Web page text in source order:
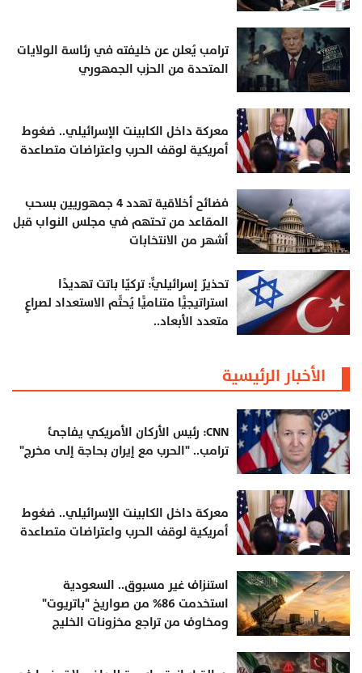
ترامب يُعلن عن خليفته في رئاسة الولايات
المتحدة من الحزب الجمهوري
معركة داخل الكابينت الإسرائيلي.. ضغوط
أمريكية لوقف الحرب واعتراضات متصاعدة
فضائح أخلاقية تهدد 4 جمهوريين بسحب
المقاعد من تحتهم في مجلس النواب قبل
أشهر من الانتخابات
تحذيرٌ إسرائيليٌّ: تركيّا باتت تهديدًا
استراتيجيًّا متناميًّا يُحتِّم الاستعداد لصراعٍ
متعدد الأبعاد..
الأخبار الرئيسية
CNN: رئيس الأركان الأمريكي يفاجئ
ترامب.. "الحرب مع إيران بحاجة إلى مخرج"
معركة داخل الكابينت الإسرائيلي.. ضغوط
أمريكية لوقف الحرب واعتراضات متصاعدة
استنزاف غير مسبوق.. السعودية
استخدمت 86% من صواريخ "باتريوت"
ومخاوف من تراجع مخزونات الخليج